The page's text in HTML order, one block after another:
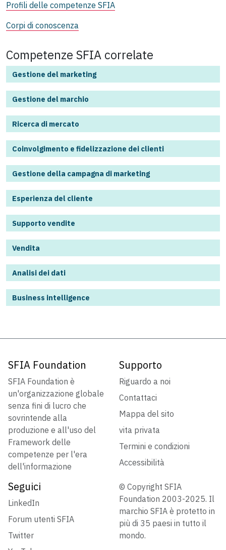
Profili delle competenze SFIA
Corpi di conoscenza
Competenze SFIA correlate
Gestione del marketing
Gestione del marchio
Ricerca di mercato
Coinvolgimento e fidelizzazione dei clienti
Gestione della campagna di marketing
Esperienza del cliente
Supporto vendite
Vendita
Analisi dei dati
Business intelligence
SFIA Foundation
SFIA Foundation è
un'organizzazione globale
senza fini di lucro che
sovrintende alla
produzione e all'uso del
Framework delle
competenze per l'era
dell'informazione
Supporto
Riguardo a noi
Contattaci
Mappa del sito
vita privata
Termini e condizioni
Accessibilità
Seguici
LinkedIn
Forum utenti SFIA
Twitter
© Copyright SFIA
Foundation 2003-2025. Il
marchio SFIA è protetto in
più di 35 paesi in tutto il
mondo.